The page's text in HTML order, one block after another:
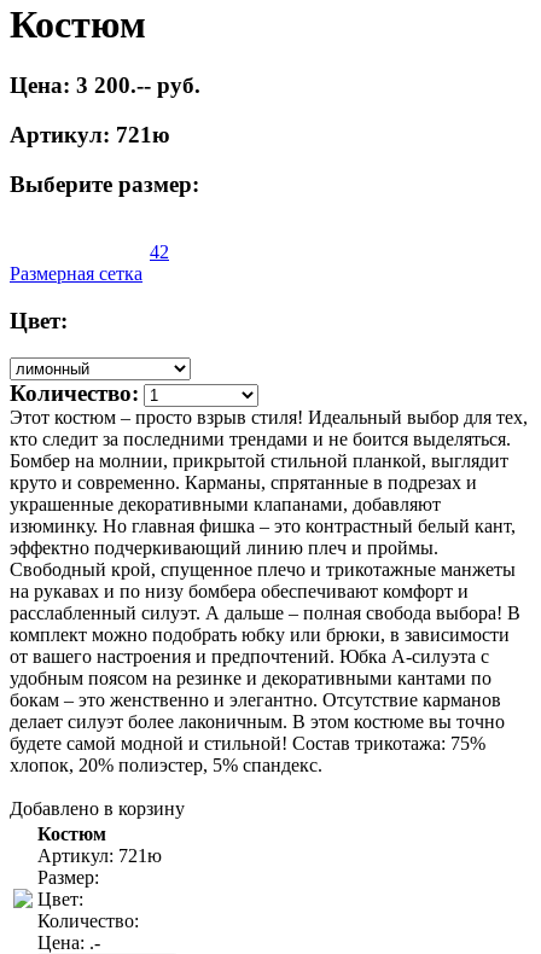
Костюм
Цена: 3 200.-- руб.
Артикул: 721ю
Выберите размер:
42
Размерная сетка
Цвет:
Количество:
Этот костюм – просто взрыв стиля! Идеальный выбор для тех,
кто следит за последними трендами и не боится выделяться.
Бомбер на молнии, прикрытой стильной планкой, выглядит
круто и современно. Карманы, спрятанные в подрезах и
украшенные декоративными клапанами, добавляют
изюминку. Но главная фишка – это контрастный белый кант,
эффектно подчеркивающий линию плеч и проймы.
Свободный крой, спущенное плечо и трикотажные манжеты
на рукавах и по низу бомбера обеспечивают комфорт и
расслабленный силуэт. А дальше – полная свобода выбора! В
комплект можно подобрать юбку или брюки, в зависимости
от вашего настроения и предпочтений. Юбка А-силуэта с
удобным поясом на резинке и декоративными кантами по
бокам – это женственно и элегантно. Отсутствие карманов
делает силуэт более лаконичным. В этом костюме вы точно
будете самой модной и стильной! Состав трикотажа: 75%
хлопок, 20% полиэстер, 5% спандекс.
Добавлено в корзину
Костюм
Артикул: 721ю
Размер:
Цвет:
Количество:
Цена: .-